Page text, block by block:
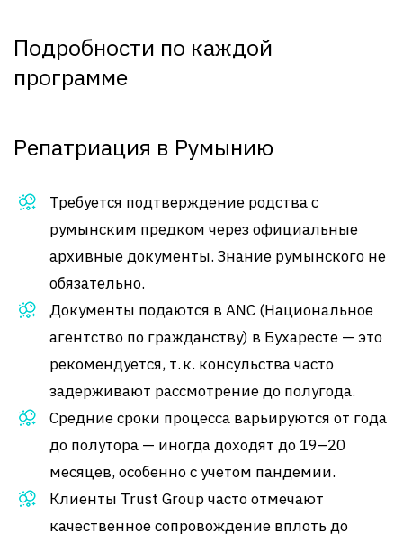
Подробности по каждой
программе
Репатриация в Румынию
Требуется подтверждение родства с
румынским предком через официальные
архивные документы. Знание румынского не
обязательно.
Документы подаются в ANC (Национальное
агентство по гражданству) в Бухаресте — это
рекомендуется, т. к. консульства часто
задерживают рассмотрение до полугода.
Средние сроки процесса варьируются от года
до полутора — иногда доходят до 19–20
месяцев, особенно с учетом пандемии.
Клиенты Trust Group часто отмечают
качественное сопровождение вплоть до